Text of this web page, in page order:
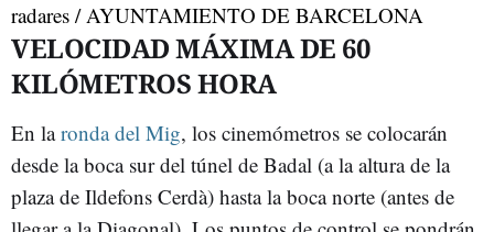
radares / AYUNTAMIENTO DE BARCELONA
VELOCIDAD MÁXIMA DE 60
KILÓMETROS HORA
En laronda del Mig, los cinemómetros se colocarán
desde la boca sur del túnel de Badal (a la altura de la
plaza de Ildefons Cerdà) hasta la boca norte (antes de